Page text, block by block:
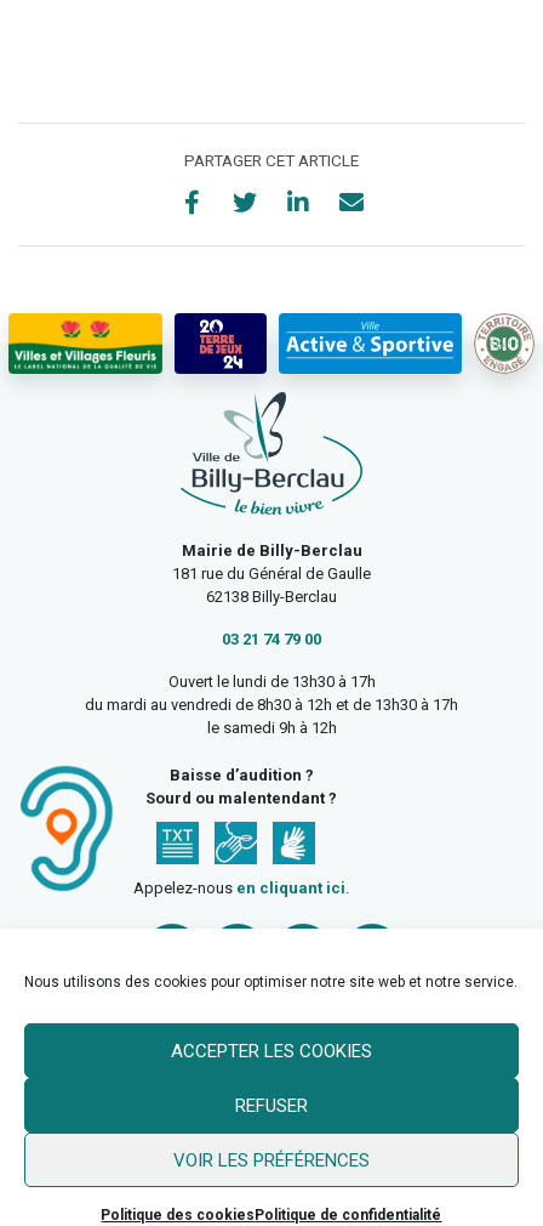
Nous utilisons des cookies pour optimiser notre site web et notre service.
ACCEPTER LES COOKIES
REFUSER
VOIR LES PRÉFÉRENCES
Politique des cookies Politique de confidentialité
PARTAGER CET ARTICLE
Mairie de Billy-Berclau
181 rue du Général de Gaulle
62138 Billy-Berclau
03 21 74 79 00
Ouvert le lundi de 13h30 à 17h
du mardi au vendredi de 8h30 à 12h et de 13h30 à 17h
le samedi 9h à 12h
Baisse d’audition ?
Sourd ou malentendant ?
Appelez-nous en cliquant ici
© 2026 Ville de Billy Berclau —neoweb.fr